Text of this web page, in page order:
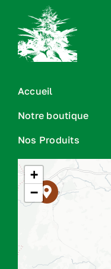
Accueil
Notre boutique
Nos Produits
+
−